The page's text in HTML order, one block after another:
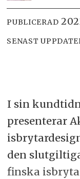
PUBLICERAD
SENAST
I sin
presenterar
den
finska